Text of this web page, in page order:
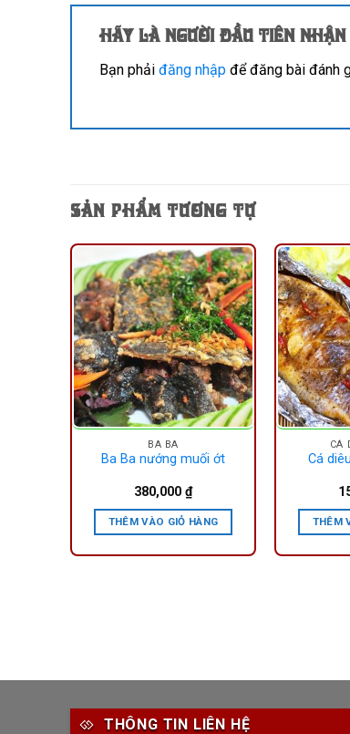
Hãy là người đầu tiên
Bạn phải đăng nhập để đăng bài đánh
SẢN PHẨM TƯƠNG TỰ
BA BA
Ba Ba nướng muối ớt
380,000₫
THÊM VÀO GIỎ HÀNG
CÁ
Cá
THÊM
THÔNG TIN LIÊN HỆ